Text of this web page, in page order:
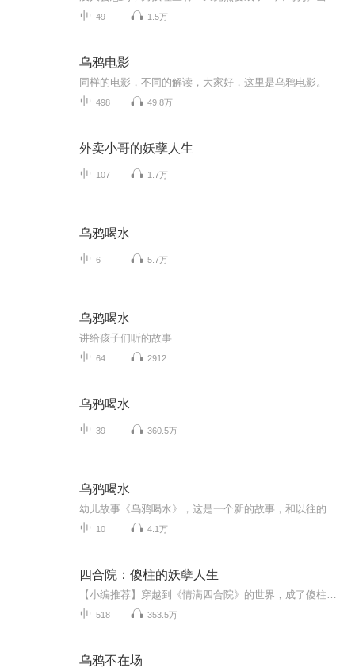
49 1.5万
乌鸦电影
同样的电影，不同的解读，大家好，这里是乌鸦电影。
498 49.8万
外卖小哥的妖孽人生
107 1.7万
乌鸦喝水
6 5.7万
乌鸦喝水
讲给孩子们听的故事
64 2912
乌鸦喝水
39 360.5万
乌鸦喝水
10 4.1万
四合院：傻柱的妖孽人生
518 353.5万
乌鸦不在场